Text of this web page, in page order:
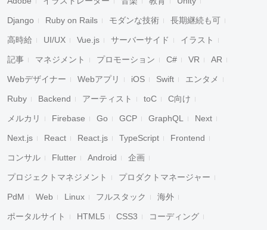
Django Ruby on Rails モダンな技術 長期継続も可
高時給 UI/UX Vue.js サーバーサイド イラスト
記事 マネジメント プロモーション C# VR AR
Webデザイナー Webアプリ iOS Swift エンタメ
Ruby Backend アーティスト toC C向け
メルカリ Firebase Go GCP GraphQL Next
Next.js React React.js TypeScript Frontend
コンサル Flutter Android 企画
プロジェクトマネジメント プロダクトマネージャー
PdM Web Linux フルスタック 海外
ポータルサイト HTML5 CSS3 コーディング